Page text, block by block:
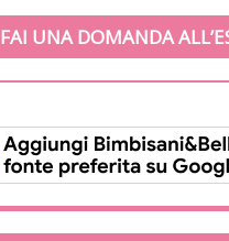
FAI UNA DOMANDA